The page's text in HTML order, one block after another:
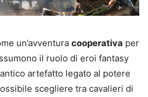
un’avventura cooperativa per
il ruolo di eroi fantasy
artefatto legato al potere
scegliere tra cavalieri di